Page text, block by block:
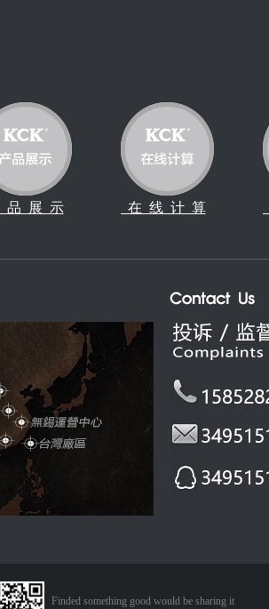
品 展 示 在 线 计 算
Finded something good would be sharing it